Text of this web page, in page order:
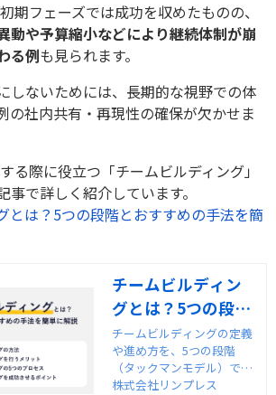
期フェーズでは成功を収めたものの、
動や予算縮小などにより継続体制が崩
る例も見られます。
しないためには、長期的な視野での体
の社内共有・再現性の確保が欠かせま
る際に役立つ「チームビルディング」
事で詳しく紹介しています。
とは？5つの段階とおすすめの手法を簡
チームビルディン
グとは？5つの段階
とおすすめの手法
を簡単に解説
チームビルディングの定義
や進め方を、5つの段階
（タックマンモデル）でわ
かりやすく解説。自社に最
株式会社リンプレス